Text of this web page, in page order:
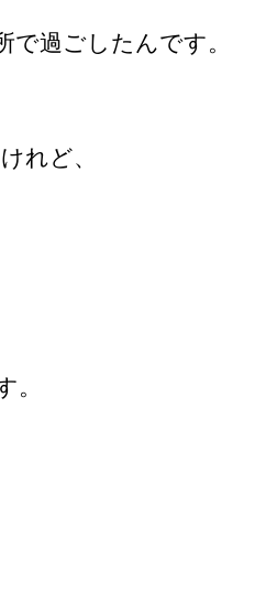
過ごしたんです。
れど、